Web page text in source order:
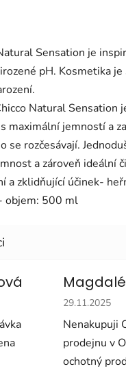
Sensation je
pH. Kosmetika
Natural
maximální jemností a
se rozčesávají.
a zároveň ideální
a zklidňující účinek-
objem: 500 ml
Hodnocení
29.11.2025
Nenakupuji
prodejnu v
ochotný